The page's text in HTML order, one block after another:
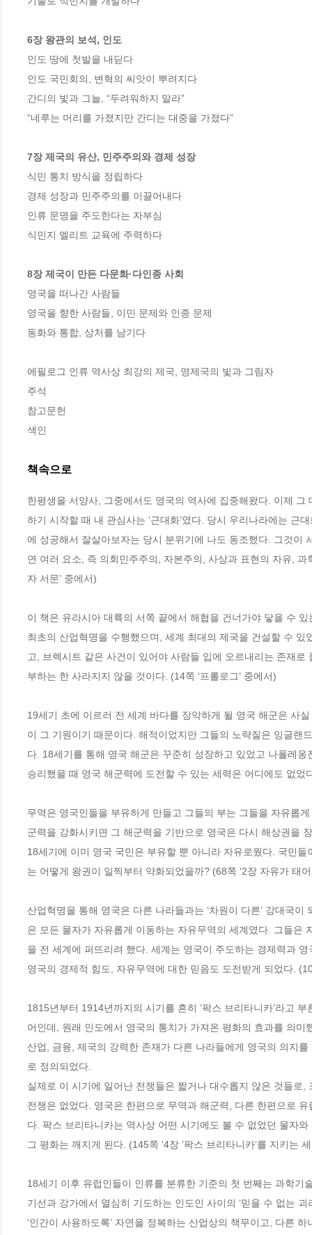
6장 왕관의 보석, 인도
인도 땅에 첫발을 내딛다
인도 국민회의, 변혁의 씨앗이 뿌려지다
간디의 빛과 그늘, “두려워하지 말라”
“네루는 머리를 가졌지만 간디는 대중을 가졌다”
7장 제국의 유산, 민주주의와 경제 성장
식민 통치 방식을 정립하다
경제 성장과 민주주의를 이끌어내다
인류 문명을 주도한다는 자부심
식민지 엘리트 교육에 주력하다
8장 제국이 만든 다문화·다인종 사회
영국을 떠나간 사람들
영국을 향한 사람들, 이민 문제와 인종 문제
동화와 통합, 상처를 남기다
에필로그 인류 역사상 최강의 제국, 영제국의 빛과 그림자
주석
참고문헌
색인
책속으로
한평생을 서양사, 그중에서도 영국의 역사에 집중해왔다. 이제
하기 시작할 때 내 관심사는 ‘근대화’였다. 당시 우리나라에는
에 성공해서 잘살아보자는 당시 분위기에 나도 동조했다. 그것이
연 여러 요소, 즉 의회민주주의, 자본주의, 사상과 표현의 자유,
자 서문’ 중에서)
이 책은 유라시아 대륙의 서쪽 끝에서 해협을 건너가야 닿을 수
최초의 산업혁명을 수행했으며, 세계 최대의 제국을 건설할 수
고, 브렉시트 같은 사건이 있어야 사람들 입에 오르내리는 존재
부하는 한 사라지지 않을 것이다. (14쪽 ‘프롤로그’ 중에서)
19세기 초에 이르러 전 세계 바다를 장악하게 될 영국 해군은 사
이 그 기원이기 때문이다. 해적이었지만 그들의 노략질은 잉글랜
다. 18세기를 통해 영국 해군은 꾸준히 성장하고 있었고 나폴레
승리했을 때 영국 해군력에 도전할 수 있는 세력은 어디에도 없었
무역은 영국인들을 부유하게 만들고 그들의 부는 그들을 자유롭
군력을 강화시키면 그 해군력을 기반으로 영국은 다시 해상권을
18세기에 이미 영국 국민은 부유할 뿐 아니라 자유로웠다. 국민
는 어떻게 왕권이 일찍부터 약화되었을까? (68쪽 ‘2장 자유가 태
산업혁명을 통해 영국은 다른 나라들과는 ‘차원이 다른’ 강대국
은 모든 물자가 자유롭게 이동하는 자유무역의 세계였다. 그들은
을 전 세계에 퍼뜨리려 했다. 세계는 영국이 주도하는 경제력과
영국의 경제적 힘도, 자유무역에 대한 믿음도 도전받게 되었다.
1815년부터 1914년까지의 시기를 흔히 ‘팍스 브리타니카’라고
어인데, 원래 인도에서 영국의 통치가 가져온 평화의 효과를 의
산업, 금융, 제국의 강력한 존재가 다른 나라들에게 영국의 의지
로 정의되었다.
실제로 이 시기에 일어난 전쟁들은 짧거나 대수롭지 않은 것들
전쟁은 없었다. 영국은 한편으로 무역과 해군력, 다른 한편으로
다. 팍스 브리타니카는 역사상 어떤 시기에도 볼 수 없었던 물자
그 평화는 깨지게 된다. (145쪽 ‘4장 ’팍스 브리타니카‘를 지키는
18세기 이후 유럽인들이 인류를 분류한 기준의 첫 번째는 과학
기선과 강가에서 열심히 기도하는 인도인 사이의 ‘믿을 수 없는
‘인간이 사용하도록’ 자연을 정복하는 산업상의 책무이고, 다른